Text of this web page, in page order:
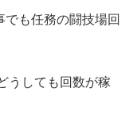
も任務の闘技場回
うしても回数が稼